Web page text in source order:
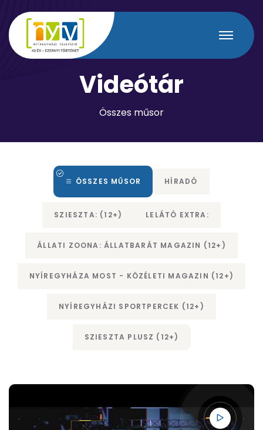
Videótár
Összes műsor
ÖSSZES MŰSOR HÍRADÓ
SZIESZTA: (12+) LELÁTÓ EXTRA:
ÁLLATI ZOONA: ÁLLATBARÁT MAGAZIN (12+)
NYÍREGYHÁZA MOST - KÖZÉLETI MAGAZIN (12+)
NYÍREGYHÁZI SPORTPERCEK (12+)
SZIESZTA PLUSZ (12+)